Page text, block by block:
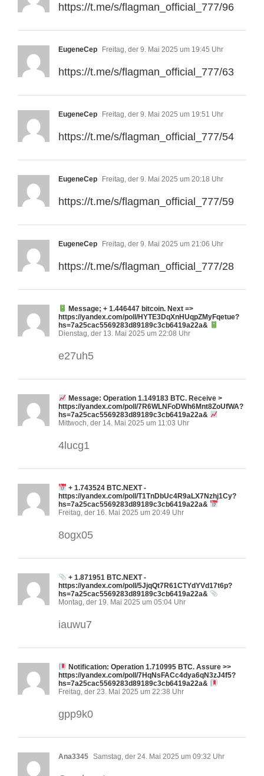
https://t.me/s/flagman_official_777/96
EugeneCep Freitag, der 9. Mai 2025 um 19:45 Uhr
https://t.me/s/flagman_official_777/63
EugeneCep Freitag, der 9. Mai 2025 um 19:51 Uhr
https://t.me/s/flagman_official_777/54
EugeneCep Freitag, der 9. Mai 2025 um 20:18 Uhr
https://t.me/s/flagman_official_777/59
EugeneCep Freitag, der 9. Mai 2025 um 21:06 Uhr
https://t.me/s/flagman_official_777/28
Message; + 1.446447 bitcoin. Next =>
https://yandex.com/poll/HYTE3DqXnHUqpZMyFqetue?
hs=7a25cac5569283d89189c3cb6419a22a&
Dienstag, der 13. Mai 2025 um 22:08 Uhr
e27uh5
Message: Operation 1.149183 BTC. Receive >
https://yandex.com/poll/7R6WLNFoDWh6Mnt8ZoUfWA?
hs=7a25cac5569283d89189c3cb6419a22a&
Mittwoch, der 14. Mai 2025 um 11:03 Uhr
4lucg1
+ 1.743524 BTC.NEXT -
https://yandex.com/poll/T1TnDbUc4R9aLX7Nzhj1Cy?
hs=7a25cac5569283d89189c3cb6419a22a&
Freitag, der 16. Mai 2025 um 20:49 Uhr
8ogx05
+ 1.871951 BTC.NEXT -
https://yandex.com/poll/5JjqQt7R61CTYdYVd17t6p?
hs=7a25cac5569283d89189c3cb6419a22a&
Montag, der 19. Mai 2025 um 05:04 Uhr
iauwu7
Notification: Operation 1.710995 BTC. Assure >>
https://yandex.com/poll/7HqNsFACc4dya6qN3zJ4f5?
hs=7a25cac5569283d89189c3cb6419a22a&
Freitag, der 23. Mai 2025 um 22:38 Uhr
gpp9k0
Ana3345 Samstag, der 24. Mai 2025 um 09:32 Uhr